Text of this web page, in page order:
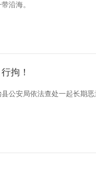
沿海。
拘！
公安局依法查处一起长期恶